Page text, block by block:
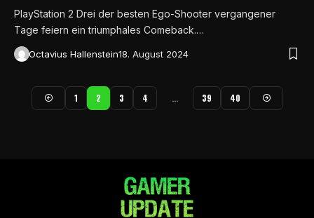
PlayStation 2 Drei der besten Ego-Shooter vergangener
Tage feiern ein triumphales Comeback.…
Octavius Hallenstein18. August 2024
1 2 3 4 … 39 40